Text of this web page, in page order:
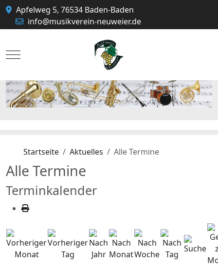
Apfelweg 5, 76534 Baden-Baden
info@musikverein-neuweier.de
Mobile Menu Toggle
Startseite Aktuelles Alle Termine
Alle Termine
Terminkalender